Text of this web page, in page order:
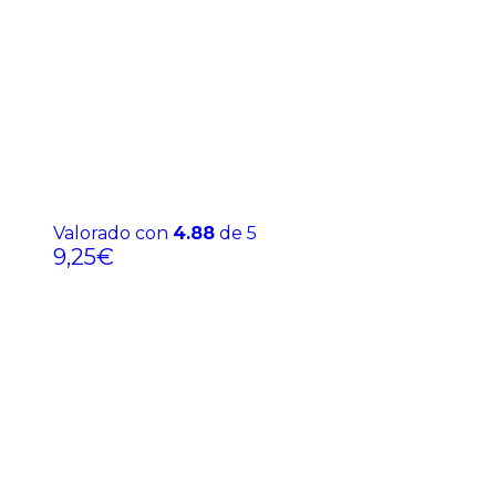
Valorado con 4.88 de 5
9,25€